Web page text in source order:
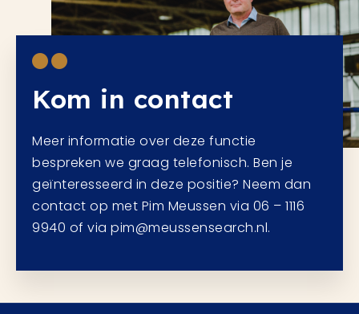
Kom in contact
Meer informatie over deze functie
bespreken we graag telefonisch. Ben je
geïnteresseerd in deze positie? Neem dan
contact op met Pim Meussen via 06 – 1116
9940 of via pim@meussensearch.nl.